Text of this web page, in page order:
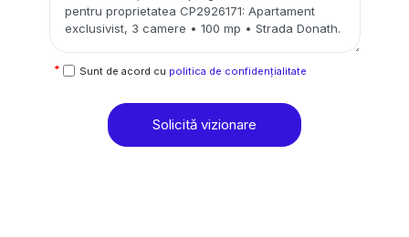
Sunt de acord cu politica de confidențialitate
Solicită vizionare